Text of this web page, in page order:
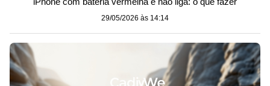
29/05/2026 às 14:14